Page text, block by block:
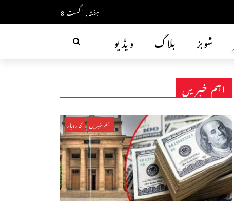
ہفتہ, اگست 8
ویڈیو بلاگ شوبز
اہم خبریں
اہم خبریں کاروبار